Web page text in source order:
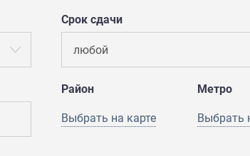
Срок сдачи
любой
Район
Выбрать на карте
Метро
Выбрать